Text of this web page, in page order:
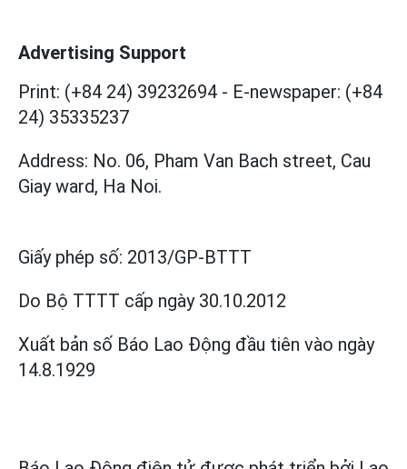
Advertising Support
Print: (+84 24) 39232694 - E-newspaper: (+84
24) 35335237
Address: No. 06, Pham Van Bach street, Cau
Giay ward, Ha Noi.
Giấy phép số: 2013/GP-BTTT
Do Bộ TTTT cấp ngày 30.10.2012
Xuất bản số Báo Lao Động đầu tiên vào ngày
14.8.1929